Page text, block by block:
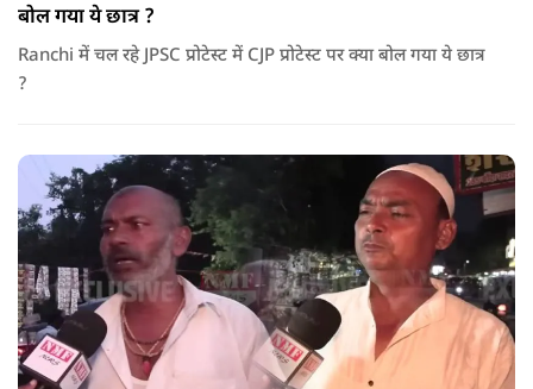
बोल गया ये छात्र ?
Ranchi में चल रहे JPSC प्रोटेस्ट में CJP प्रोटेस्ट पर क्या बोल गया ये छात्र
?